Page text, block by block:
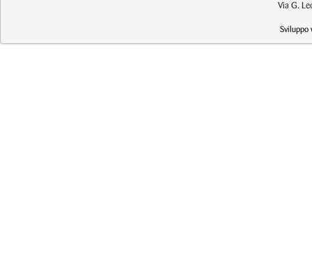
Via G.
Sviluppo